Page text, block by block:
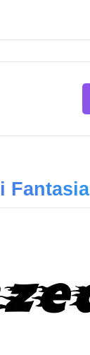
Fantasia